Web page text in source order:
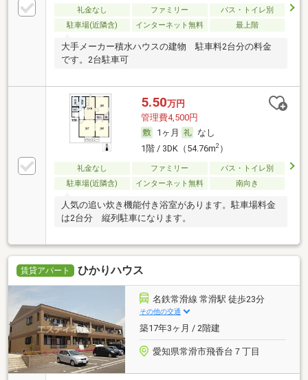
礼金なし ファミリー
バス・トイレ別
駐車場(近隣含)
インターネット無料 最上階
大手メーカー積水ハウスの建物 駐車料2台分の料金
です。2台駐車可
5.50万円
管理費4,500円
1ヶ月
なし
1階 / 3DK（54.76m2）
礼金なし ファミリー
バス・トイレ別
駐車場(近隣含)
インターネット無料 南向き
人気の追い炊き機能付き浴室があります。駐車場料金
は2台分 縦列駐車になります。
賃貸アパート ひかりハウス
名鉄常滑線 常滑駅 徒歩23分
その他の交通
築17年3ヶ月 / 2階建
愛知県常滑市飛香台７丁目